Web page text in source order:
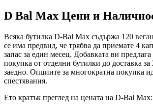
D Bal Max Цени и
Всяка бутилка D-Bal Max съдържа 120
се има предвид, че трябва да приемате 4
запас за един месец. Добавката ви
покупка от отделни бутилки до доставка
заедно. Опциите за многократна покупка
спестявания.
Ето кратък преглед на цената на D-Bal Max: